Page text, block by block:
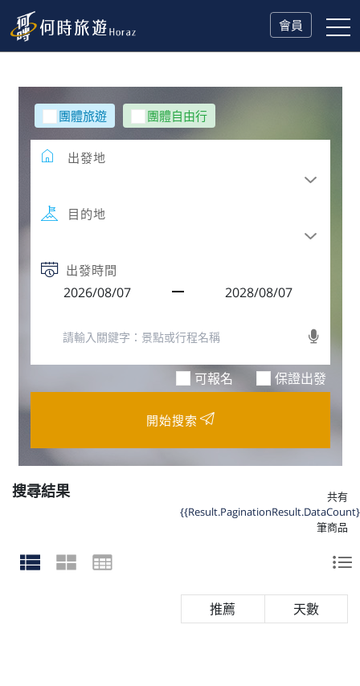
會員
團體旅遊 團體自由行
出發地
目的地
出發時間
可報名 保證出發
開始搜索
搜尋結果
共有
筆商品
天數